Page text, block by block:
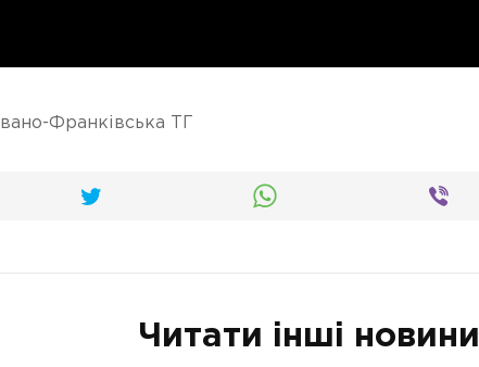
Івано-Франківська ТГ
Читати інші новини